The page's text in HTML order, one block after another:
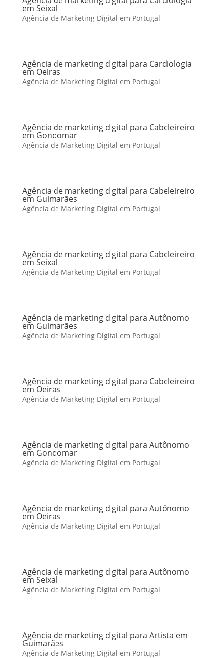
em Seixal
Agência de Marketing Digital em Portugal
Agência de marketing digital para Cardiologia
em Oeiras
Agência de Marketing Digital em Portugal
Agência de marketing digital para Cabeleireiro
em Gondomar
Agência de Marketing Digital em Portugal
Agência de marketing digital para Cabeleireiro
em Guimarães
Agência de Marketing Digital em Portugal
Agência de marketing digital para Cabeleireiro
em Seixal
Agência de Marketing Digital em Portugal
Agência de marketing digital para Autônomo
em Guimarães
Agência de Marketing Digital em Portugal
Agência de marketing digital para Cabeleireiro
em Oeiras
Agência de Marketing Digital em Portugal
Agência de marketing digital para Autônomo
em Gondomar
Agência de Marketing Digital em Portugal
Agência de marketing digital para Autônomo
em Oeiras
Agência de Marketing Digital em Portugal
Agência de marketing digital para Autônomo
em Seixal
Agência de Marketing Digital em Portugal
Agência de marketing digital para Artista em
Guimarães
Agência de Marketing Digital em Portugal